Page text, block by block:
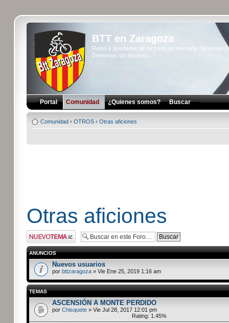
BTT en Zaragoza
Rutas y quedadas de bicicleta de montaña (Mountain
Demonios del desierto...
Portal Comunidad ¿Quienes somos? Buscar
Comunidad ‹ OTROS ‹ Otras aficiones
Otras aficiones
Publicar un nuevo
tema
ANUNCIOS
Nuevos usuarios
por bttzaragoza» Vie Ene 25, 2019 1:16 am
TEMAS
ASCENSIÓN A MONTE PERDIDO
por Chisquete» Vie Jul 28, 2017 12:01 pm
Rating: 1.45%